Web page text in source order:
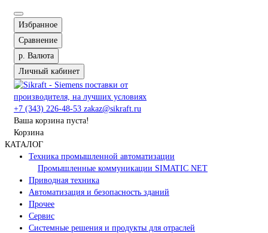
Избранное
Сравнение
р. Валюта
Личный кабинет
+7 (343) 226-48-53 zakaz@sikraft.ru
Ваша корзина пуста!
Корзина
КАТАЛОГ
Техника промышленной автоматизации
Промышленные коммуникации SIMATIC NET
Приводная техника
Автоматизация и безопасность зданий
Прочее
Сервис
Системные решения и продукты для отраслей